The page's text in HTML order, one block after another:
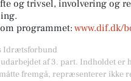
og trivsel, involvering og
programmet: www.dif.dk/
Idrætsforbund
af 3. part. Indholdet er
fremgå, repræsenterer ikke